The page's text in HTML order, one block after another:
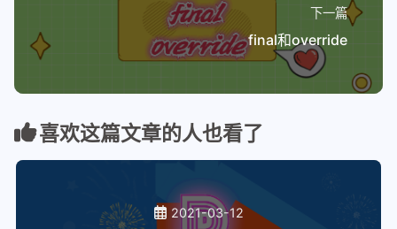
下一篇
final和override
喜欢这篇文章的人也看了
2021-03-12